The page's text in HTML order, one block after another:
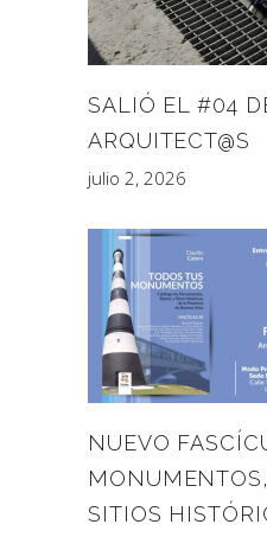
SALIÓ EL #04
ARQUITECT@S
julio 2, 2026
NUEVO
SITIOS